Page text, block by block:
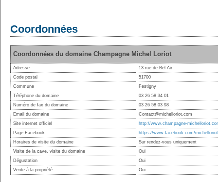
Coordonnées
Coordonnées du domaine Champagne Michel Loriot
Adresse
13 rue de Bel Air
Code postal
51700
Commune
Festigny
Téléphone du domaine
03 26 58 34 01
Numéro de fax du domaine
03 26 58 03 98
Email du domaine
Contact@michelloriot.com
Site internet officiel
http://www.champagne-
Page Facebook
https://www.facebook.com/
Horaires de visite du domaine
Sur rendez-vous uniquement
Visite de la cave, visite du domaine
Oui
Dégustation
Oui
Vente à la propriété
Oui